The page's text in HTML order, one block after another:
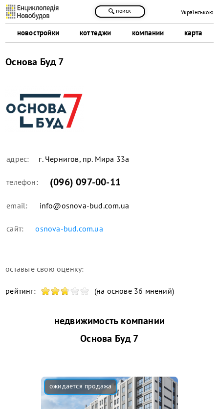
новостройки коттеджи компании карта
поиск Українською
Основа Буд 7
адрес: г. Чернигов, пр. Мира 33а
телефон: (096) 097-00-11
email: info@osnova-bud.com.ua
сайт: osnova-bud.com.ua
оставьте свою оценку:
рейтинг: (на основе 36 мнений)
недвижимость компании
Основа Буд 7